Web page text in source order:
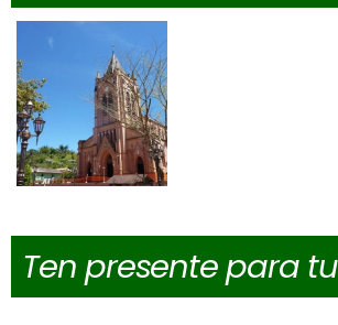
Ten presente para